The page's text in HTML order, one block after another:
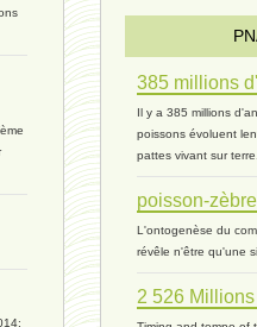
univers 08 - 4
inférieur V2 - 13
sapiens 07 - 15
anthropocénose 2
souvenir - 5 mai
éternité 02 - 5 mai
385 millions
Il y a 385 millions
poissons évoluent
pattes vivant sur terre.
poisson-
L'ontogenèse du
révêle n'être qu'une
2 526